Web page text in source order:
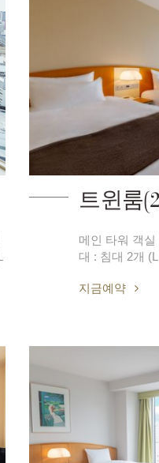
트윈룸
메인 타워 객실
대 : 침대 2개
지금예약